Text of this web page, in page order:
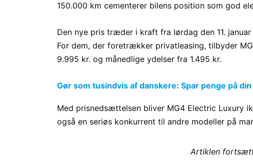
150.000 km cementerer bilens position som god
Den nye pris træder i kraft fra lørdag den 11.
For dem, der foretrækker privatleasing, tilbyder
9.995 kr. og månedlige ydelser fra 1.495 kr.
Gør som tusindvis af danskere: Spar penge på
Med prisnedsættelsen bliver MG4 Electric Luxury
også en seriøs konkurrent til andre modeller på
Artiklen